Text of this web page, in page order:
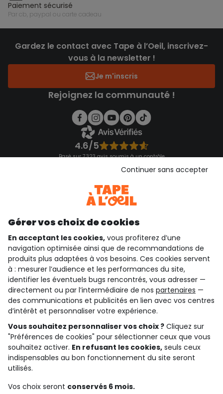
paiement sécurisé
par cb, paypal ou carte cadeau
Gardez le contact avec Tape à l’Oeil, inscrivez-
vous à la newsletter !
Je m'inscris
Rejoignez la communauté !
4.6/5
Basé sur 7 323 avis soumis à un contrôle
Consulter les CGU
qui sommes-nous ?
besoin d'aide ?
le club fidélité
notre catalogue
Conditions générales de ventes et d'utilisation
Conditions d’utilisation des réseaux sociaux
Politique de confidentialité
Cookies et données personnelles
Gérer vos choix de cookies
En acceptant les cookies, vous profiterez d’une
navigation optimisée ainsi que de recommandations de
produits plus adaptées à vos besoins. Ces cookies servent
à : mesurer l’audience et les performances du site,
identifier les éventuels bugs rencontrés, vous adresser —
directement ou par l’intermédiaire de nos partenaires —
des communications et publicités en lien avec vos centres
d’intérêt et personnaliser votre expérience.
Vous souhaitez personnaliser vos choix ? Cliquez sur
"Préférences de cookies" pour sélectionner ceux que vous
souhaitez activer. En refusant les cookies, seuls ceux
indispensables au bon fonctionnement du site seront
utilisés.
Vos choix seront conservés 6 mois.
Continuer sans accepter